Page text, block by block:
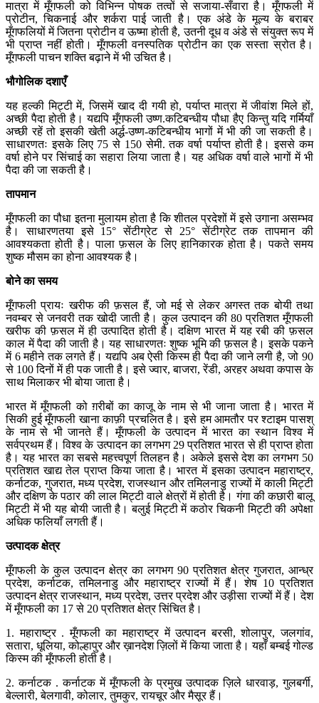
मात्रा में मूँगफली को विभिन्न पोषक तत्वों से सजाया-सँवारा है। मूँगफली में
प्रोटीन, चिकनाई और शर्करा पाई जाती है। एक अंडे के मूल्य के बराबर
मूँगफलियों में जितना प्रोटीन व ऊष्मा होती है, उतनी दूध व अंडे से संयुक्त रूप में
भी प्राप्त नहीं होती। मूँगफली वनस्पतिक प्रोटीन का एक सस्ता स्रोत है।
मूँगफली पाचन शक्ति बढ़ाने में भी उचित है।
भौगोलिक दशाएँ
यह हल्की मिट्टी में, जिसमें खाद दी गयी हो, पर्याप्त मात्रा में जीवांश मिले हों,
अच्छी पैदा होती है। यद्यपि मूँगफली उष्ण.कटिबन्धीय पौधा हैए किन्तु यदि गर्मियाँ
अच्छी रहें तो इसकी खेती अर्द्ध-उष्ण-कटिबन्धीय भागों में भी की जा सकती है।
साधारणतः इसके लिए 75 से 150 सेमी. तक वर्षा पर्याप्त होती है। इससे कम
वर्षा होने पर सिंचाई का सहारा लिया जाता है। यह अधिक वर्षा वाले भागों में भी
पैदा की जा सकती है।
तापमान
मूँगफली का पौधा इतना मुलायम होता है कि शीतल प्रदेशों में इसे उगाना असम्भव
है। साधारणतया इसे 15° सेंटीग्रेट से 25° सेंटीग्रेट तक तापमान की
आवश्यकता होती है। पाला फ़सल के लिए हानिकारक होता है। पकते समय
शुष्क मौसम का होना आवश्यक है।
बोने का समय
मूँगफली प्रायः खरीफ की फ़सल हैं, जो मई से लेकर अगस्त तक बोयी तथा
नवम्बर से जनवरी तक खोदी जाती है। कुल उत्पादन की 80 प्रतिशत मूँगफली
खरीफ की फ़सल में ही उत्पादित होती है। दक्षिण भारत में यह रबी की फ़सल
काल में पैदा की जाती है। यह साधारणतः शुष्क भूमि की फ़सल है। इसके पकने
में 6 महीने तक लगते हैं। यद्यपि अब ऐसी किस्म ही पैदा की जाने लगी है, जो 90
से 100 दिनों में ही पक जाती है। इसे ज्वार, बाजरा, रेंडी, अरहर अथवा कपास के
साथ मिलाकर भी बोया जाता है।
भारत में मूँगफली को ग़रीबों का काजू के नाम से भी जाना जाता है। भारत में
सिकी हुई मूँगफली खाना काफ़ी प्रचलित है। इसे हम आमतौर पर श्टाइम पासश्
के नाम से भी जानते हैं। मूँगफली के उत्पादन में भारत का स्थान विश्व में
सर्वप्रथम हैं। विश्व के उत्पादन का लगभग 29 प्रतिशत भारत से ही प्राप्त होता
है। यह भारत का सबसे महत्त्वपूर्ण तिलहन है। अकेले इससे देश का लगभग 50
प्रतिशत खाद्य तेल प्राप्त किया जाता है। भारत में इसका उत्पादन महाराष्ट्र,
कर्नाटक, गुजरात, मध्य प्रदेश, राजस्थान और तमिलनाडु राज्यों में काली मिट्टी
और दक्षिण के पठार की लाल मिट्टी वाले क्षेत्रों में होती है। गंगा की कछारी बालू
मिट्टी में भी यह बोयी जाती है। बलुई मिट्टी में कठोर चिकनी मिट्टी की अपेक्षा
अधिक फलियाँ लगती हैं।
उत्पादक क्षेत्र
मूँगफली के कुल उत्पादन क्षेत्र का लगभग 90 प्रतिशत क्षेत्र गुजरात, आन्ध्र
प्रदेश, कर्नाटक, तमिलनाडु और महाराष्ट्र राज्यों में हैं। शेष 10 प्रतिशत
उत्पादन क्षेत्र राजस्थान, मध्य प्रदेश, उत्तर प्रदेश और उड़ीसा राज्यों में हैं। देश
में मूँगफली का 17 से 20 प्रतिशत क्षेत्र सिंचित है।
1. महाराष्ट्र . मूँगफली का महाराष्ट्र में उत्पादन बरसी, शोलापुर, जलगांव,
सतारा, धूलिया, कोल्हापुर और ख़ानदेश ज़िलों में किया जाता है। यहाँ बम्बई गोल्ड
किस्म की मूँगफली होती है।
2. कर्नाटक . कर्नाटक में मूँगफली के प्रमुख उत्पादक ज़िले धारवाड़, गुलबर्गी,
बेल्लारी, बेलगावी, कोलार, तुमकुर, रायचूर और मैसूर हैं।